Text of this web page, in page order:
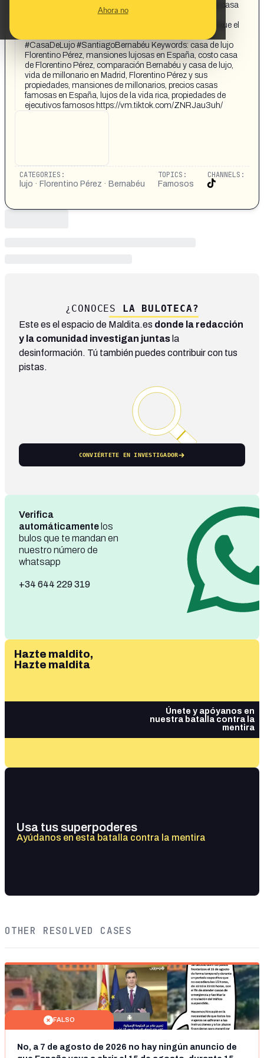
Ahora no
#SantiagoBernabéu ⚽ #VidaDeMillonario 😱 La lujosa casa
de Florentino Pérez supera al Bernabéu Descubre la
impactante casa de Florentino Pérez, que cuesta más que el
estadio Bernabéu. ¡Una joya de lujo! #FlorentinoPerez
#CasaDeLujo #SantiagoBernabéu Keywords: casa de lujo
Florentino Pérez, mansiones lujosas en España, costo casa
de Florentino Pérez, comparación Bernabéu y casa de lujo,
vida de millonario en Madrid, Florentino Pérez y sus
propiedades, mansiones de millonarios, precios casas
famosas en España, lujos de la vida rica, propiedades de
ejecutivos famosos https://vm.tiktok.com/ZNRJau3uh/
CATEGORIES:
lujo · Florentino Pérez · Bernabéu
TOPICS:
Famosos
CHANNELS:
¿CONOCES LA BULOTECA?
Este es el espacio de Maldita.es donde la redacción
y la comunidad investigan juntas la
desinformación. Tú también puedes contribuir con tus
pistas.
CONVIÉRTETE EN INVESTIGADOR
Verifica
automáticamente los
bulos que te mandan en
nuestro número de
whatsapp
+34 644 229 319
Hazte maldito,
Hazte maldita
Únete y apóyanos en
nuestra batalla contra la
mentira
Usa tus superpoderes
Ayúdanos en esta batalla contra la mentira
OTHER RESOLVED CASES
FALSO
No, a 7 de agosto de 2026 no hay ningún anuncio de